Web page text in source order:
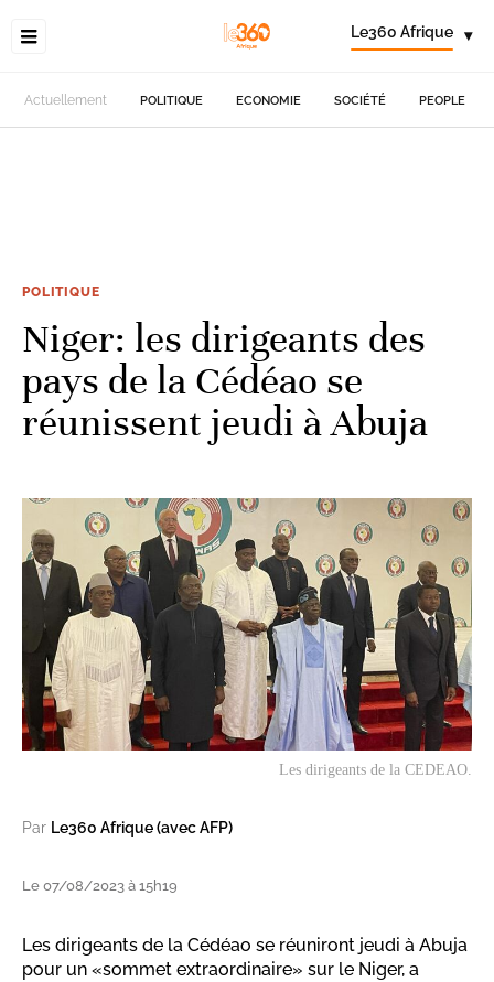
Le360 Afrique ▾
Actuellement POLITIQUE ECONOMIE SOCIÉTÉ PEOPLE
POLITIQUE
Niger: les dirigeants des
pays de la Cédéao se
réunissent jeudi à Abuja
Les dirigeants de la CEDEAO.
Par Le360 Afrique (avec AFP)
Le 07/08/2023 à 15h19
Les dirigeants de la Cédéao se réuniront jeudi à Abuja
pour un «sommet extraordinaire» sur le Niger, a